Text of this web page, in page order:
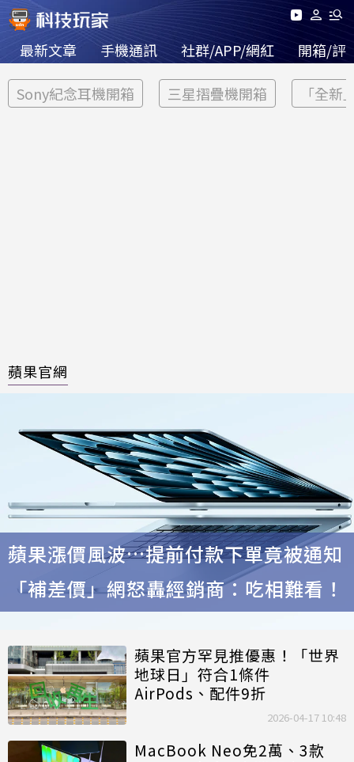
最新文章 手機通訊 社群/APP/網紅 開箱/評
Sony紀念耳機開箱 三星摺疊機開箱 「全新
蘋果官網
蘋果漲價風波…提前付款下單竟被通知
「補差價」網怒轟經銷商：吃相難看！
蘋果官方罕見推優惠！「世界
地球日」符合1條件
AirPods、配件9折
2026-04-17 10:48
MacBook Neo免2萬、3款